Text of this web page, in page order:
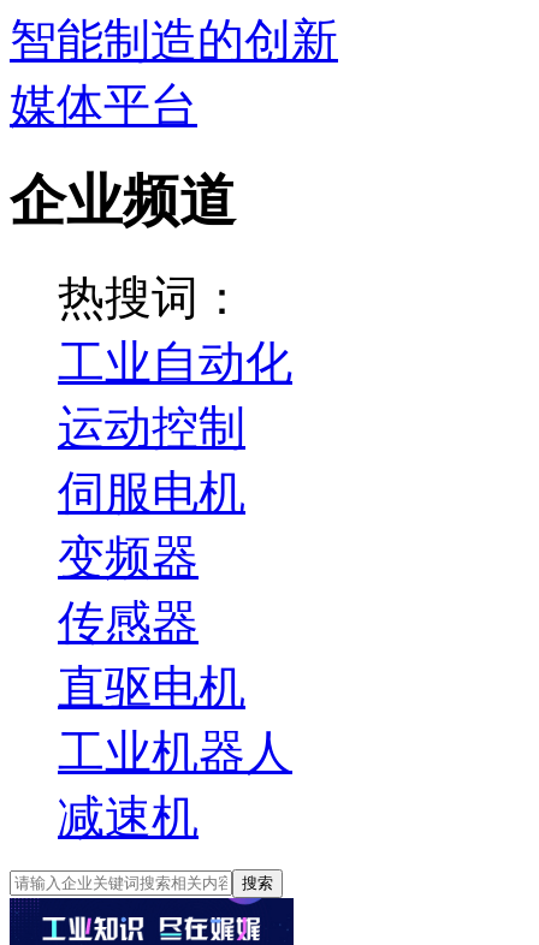
企业频道
热搜词：
工业自动化
运动控制
伺服电机
变频器
传感器
直驱电机
工业机器人
减速机
搜索